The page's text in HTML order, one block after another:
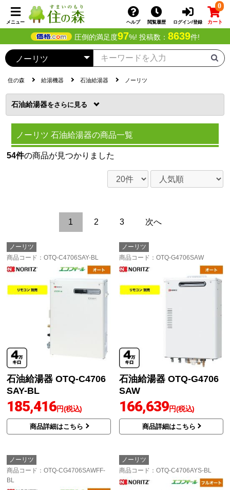
メニュー ヘルプ 閲覧履歴 ログイン/登録
0
カート
圧倒的満足度97%! 投稿数： 8639件!
住の森 給湯機器 石油給湯器 ノーリツ
石油給湯器を
ノーリツ 石油給湯器の商品一覧
54件の商品が見つかりました
1 2 3 次へ
ノーリツ
商品コード ：OTQ-C4706SAY-BL
石油給湯器 OTQ-C4706
SAY-BL
185,416円(税込)
商品詳細はこちら
ノーリツ
商品コード ：OTQ-G4706SAW
石油給湯器 OTQ-G4706
SAW
166,639円(税込)
商品詳細はこちら
ノーリツ
商品コード ：OTQ-CG4706SAWFF-
BL
ノーリツ
商品コード ：OTQ-C4706AYS-BL